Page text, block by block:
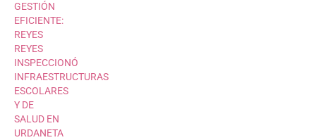
GESTIÓN
EFICIENTE:
REYES
REYES
INSPECCIONÓ
INFRAESTRUCTURAS
ESCOLARES
Y DE
SALUD EN
URDANETA